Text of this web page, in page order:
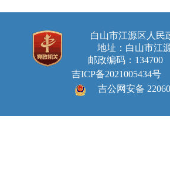
白山市江源区人
地址：白山市江
邮政编码：134700
吉ICP备2021005434号
吉公网安备